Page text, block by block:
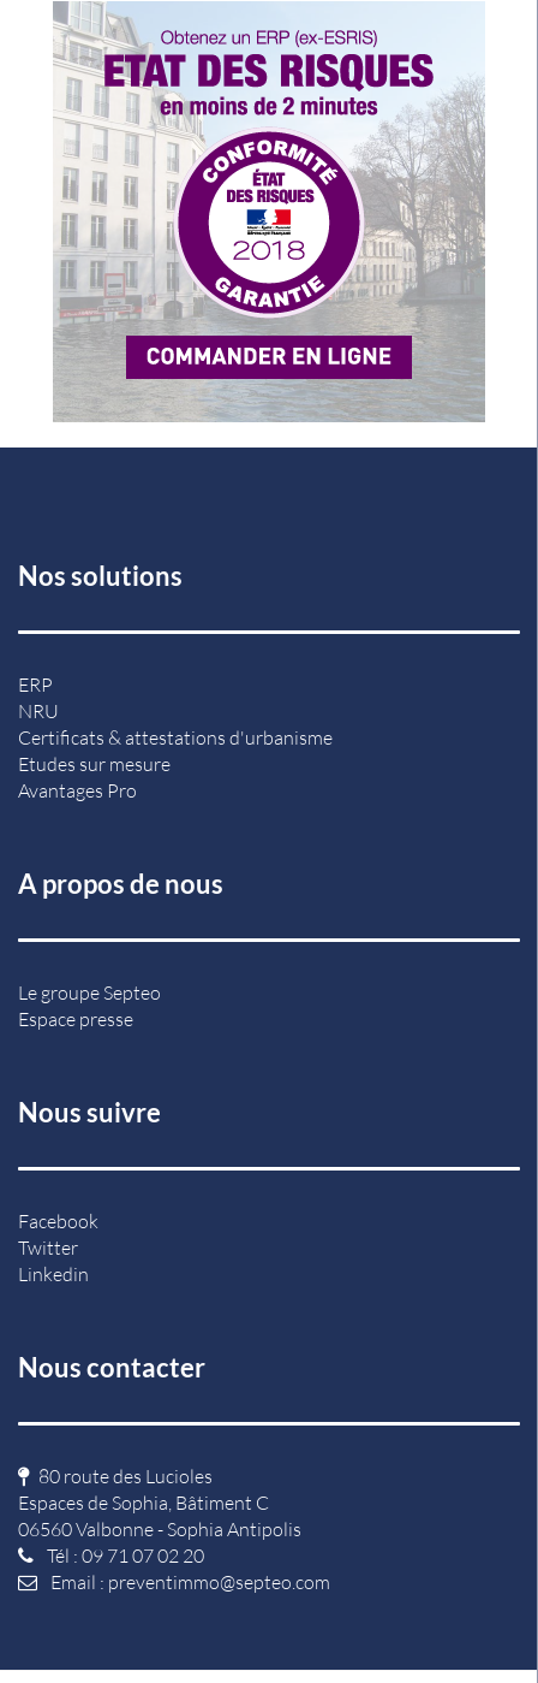
Nos solutions
ERP
NRU
Certificats & attestations d'urbanisme
Etudes sur mesure
Avantages Pro
A propos de nous
Le groupe Septeo
Espace presse
Nous suivre
Facebook
Twitter
Linkedin
Nous contacter
80 route des Lucioles
Espaces de Sophia, Bâtiment C
06560 Valbonne - Sophia Antipolis
Tél : 09 71 07 02 20
Email : preventimmo@septeo.com